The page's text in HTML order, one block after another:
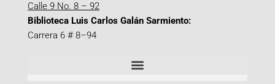
Calle 9 No. 8 – 92
Biblioteca Luis Carlos Galán Sarmiento:
Carrera 6 # 8–94